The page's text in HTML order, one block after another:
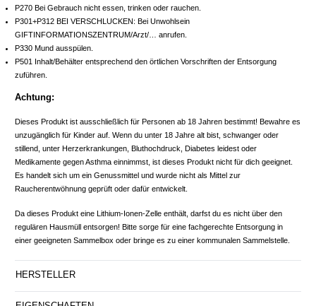
P270 Bei Gebrauch nicht essen, trinken oder rauchen.
P301+P312 BEI VERSCHLUCKEN: Bei Unwohlsein
GIFTINFORMATIONSZENTRUM/Arzt/… anrufen.
P330 Mund ausspülen.
P501 Inhalt/Behälter entsprechend den örtlichen Vorschriften der Entsorgung
zuführen.
Achtung:
Dieses Produkt ist ausschließlich für Personen ab 18 Jahren bestimmt! Bewahre es
unzugänglich für Kinder auf. Wenn du unter 18 Jahre alt bist, schwanger oder
stillend, unter Herzerkrankungen, Bluthochdruck, Diabetes leidest oder
Medikamente gegen Asthma einnimmst, ist dieses Produkt nicht für dich geeignet.
Es handelt sich um ein Genussmittel und wurde nicht als Mittel zur
Raucherentwöhnung geprüft oder dafür entwickelt.
Da dieses Produkt eine Lithium-Ionen-Zelle enthält, darfst du es nicht über den
regulären Hausmüll entsorgen! Bitte sorge für eine fachgerechte Entsorgung in
einer geeigneten Sammelbox oder bringe es zu einer kommunalen Sammelstelle.
HERSTELLER